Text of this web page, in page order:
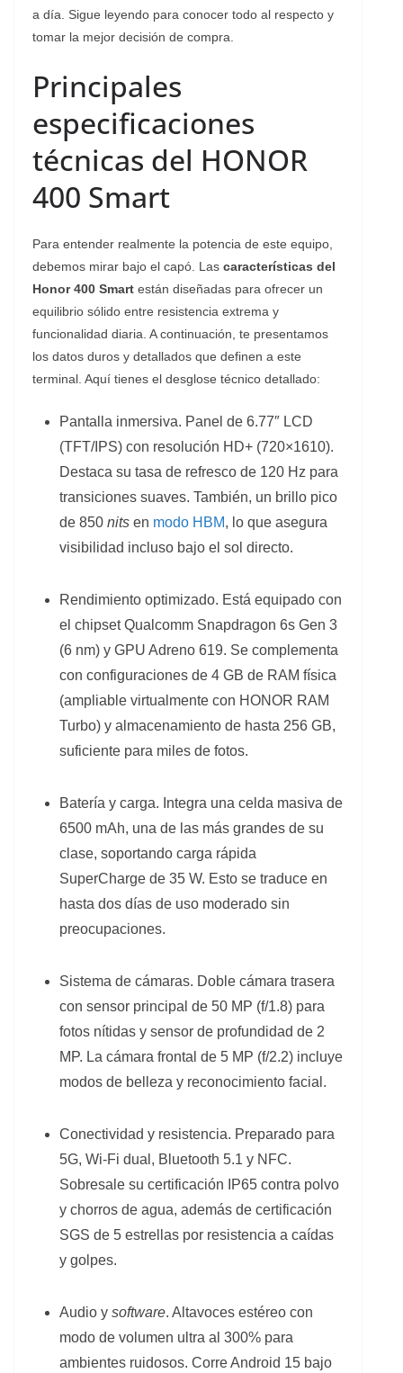
a día. Sigue leyendo para conocer todo al respecto y
tomar la mejor decisión de compra.
Principales
especificaciones
técnicas del HONOR
400 Smart
Para entender realmente la potencia de este equipo,
debemos mirar bajo el capó. Las características del
Honor 400 Smart están diseñadas para ofrecer un
equilibrio sólido entre resistencia extrema y
funcionalidad diaria. A continuación, te presentamos
los datos duros y detallados que definen a este
terminal. Aquí tienes el desglose técnico detallado:
Pantalla inmersiva. Panel de 6.77″ LCD
(TFT/IPS) con resolución HD+ (720×1610).
Destaca su tasa de refresco de 120 Hz para
transiciones suaves. También, un brillo pico
de 850 nits en modo HBM, lo que asegura
visibilidad incluso bajo el sol directo.
Rendimiento optimizado. Está equipado con
el chipset Qualcomm Snapdragon 6s Gen 3
(6 nm) y GPU Adreno 619. Se complementa
con configuraciones de 4 GB de RAM física
(ampliable virtualmente con HONOR RAM
Turbo) y almacenamiento de hasta 256 GB,
suficiente para miles de fotos.
Batería y carga. Integra una celda masiva de
6500 mAh, una de las más grandes de su
clase, soportando carga rápida
SuperCharge de 35 W. Esto se traduce en
hasta dos días de uso moderado sin
preocupaciones.
Sistema de cámaras. Doble cámara trasera
con sensor principal de 50 MP (f/1.8) para
fotos nítidas y sensor de profundidad de 2
MP. La cámara frontal de 5 MP (f/2.2) incluye
modos de belleza y reconocimiento facial.
Conectividad y resistencia. Preparado para
5G, Wi-Fi dual, Bluetooth 5.1 y NFC.
Sobresale su certificación IP65 contra polvo
y chorros de agua, además de certificación
SGS de 5 estrellas por resistencia a caídas
y golpes.
Audio y software. Altavoces estéreo con
modo de volumen ultra al 300% para
ambientes ruidosos. Corre Android 15 bajo